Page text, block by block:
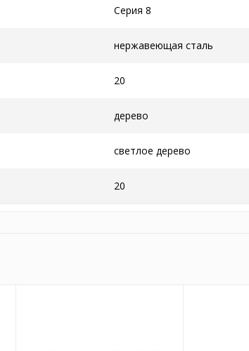
Серия 8
нержавеющая сталь
20
дерево
светлое дерево
20